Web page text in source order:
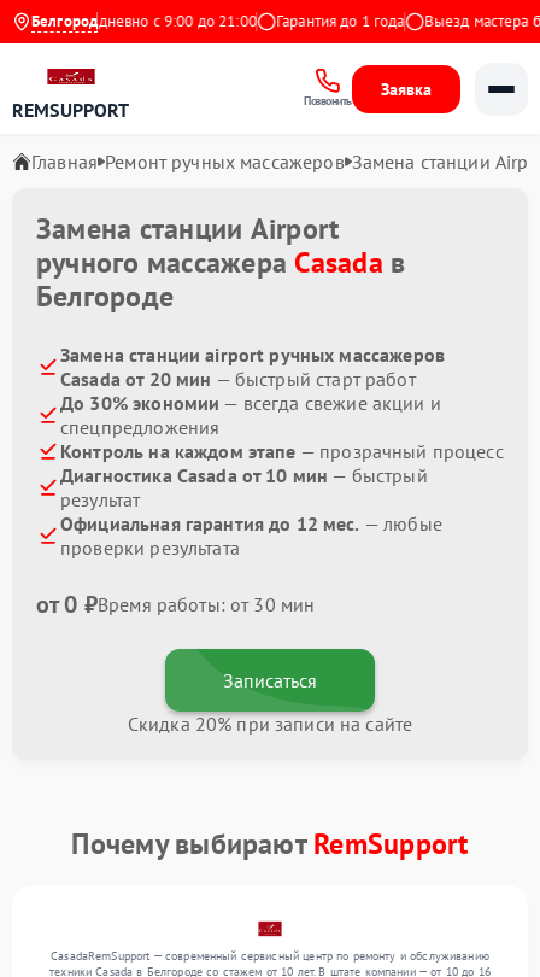
Белгород
Ежедневно с 9:00 до 21:00 Гарантия до 1 года Выезд мастера
REMSUPPORT Позвонить
Заявка
Главная Ремонт ручных массажеров Замена станции
Замена станции Airport
ручного массажера Casada в
Белгороде
Замена станции airport ручных массажеров
Casada от 20 мин — быстрый старт работ
До 30% экономии — всегда свежие акции и
спецпредложения
Контроль на каждом этапе — прозрачный процесс
Диагностика Casada от 10 мин — быстрый
результат
Официальная гарантия до 12 мес. — любые
проверки результата
от 0 ₽Время работы: от 30 мин
Записаться
Скидка 20% при записи на сайте
Почему выбираютRemSupport
CasadaRemSupport — современный сервисный центр по ремонту и обслуживанию
техники Casada в Белгороде со стажем от 10 лет. В штате компании — от 10 до 16